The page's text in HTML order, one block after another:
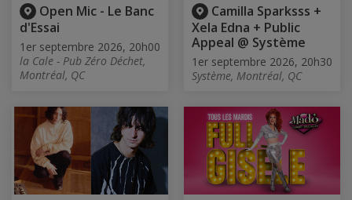
Open Mic - Le Banc
d'Essai
1er septembre 2026, 20h00
la Cale - Pub Zéro Déchet,
Montréal, QC
Camilla Sparksss +
Xela Edna + Public
Appeal @ Système
1er septembre 2026, 20h30
Système, Montréal, QC